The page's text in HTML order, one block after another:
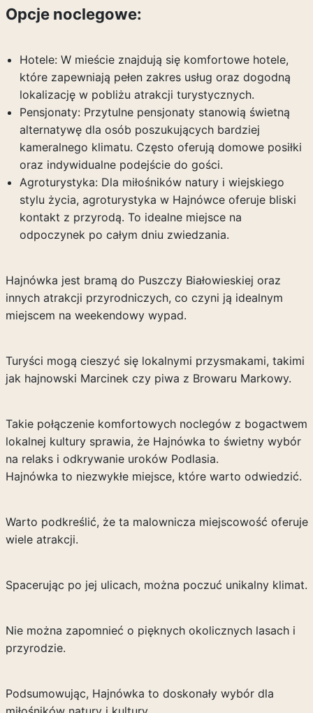
Opcje noclegowe:
Hotele: W mieście znajdują się komfortowe hotele,
które zapewniają pełen zakres usług oraz dogodną
lokalizację w pobliżu atrakcji turystycznych.
Pensjonaty: Przytulne pensjonaty stanowią świetną
alternatywę dla osób poszukujących bardziej
kameralnego klimatu. Często oferują domowe posiłki
oraz indywidualne podejście do gości.
Agroturystyka: Dla miłośników natury i wiejskiego
stylu życia, agroturystyka w Hajnówce oferuje bliski
kontakt z przyrodą. To idealne miejsce na
odpoczynek po całym dniu zwiedzania.
Hajnówka jest bramą do Puszczy Białowieskiej oraz
innych atrakcji przyrodniczych, co czyni ją idealnym
miejscem na weekendowy wypad.
Turyści mogą cieszyć się lokalnymi przysmakami, takimi
jak hajnowski Marcinek czy piwa z Browaru Markowy.
Takie połączenie komfortowych noclegów z bogactwem
lokalnej kultury sprawia, że Hajnówka to świetny wybór
na relaks i odkrywanie uroków Podlasia.
Hajnówka to niezwykłe miejsce, które warto odwiedzić.
Warto podkreślić, że ta malownicza miejscowość oferuje
wiele atrakcji.
Spacerując po jej ulicach, można poczuć unikalny klimat.
Nie można zapomnieć o pięknych okolicznych lasach i
przyrodzie.
Podsumowując, Hajnówka to doskonały wybór dla